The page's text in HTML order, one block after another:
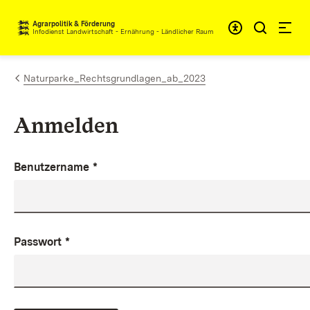
Zum Inhalt springen
Agrarpolitik & Förderung
Infodienst Landwirtschaft - Ernährung - Ländlicher Raum
Naturparke_Rechtsgrundlagen_ab_2023
Anmelden
Benutzername *
Passwort *